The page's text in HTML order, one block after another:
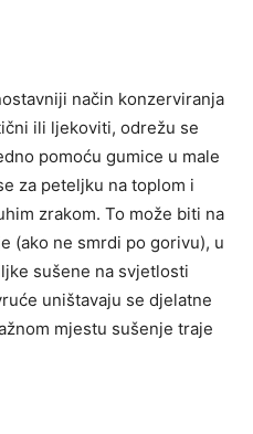
način konzerviranja
ili ljekoviti, odrežu se
pomoću gumice u male
za peteljku na toplom i
zrakom. To može biti na
(ako ne smrdi po gorivu), u
sušene na svjetlosti
uništavaju se djelatne
mjestu sušenje traje